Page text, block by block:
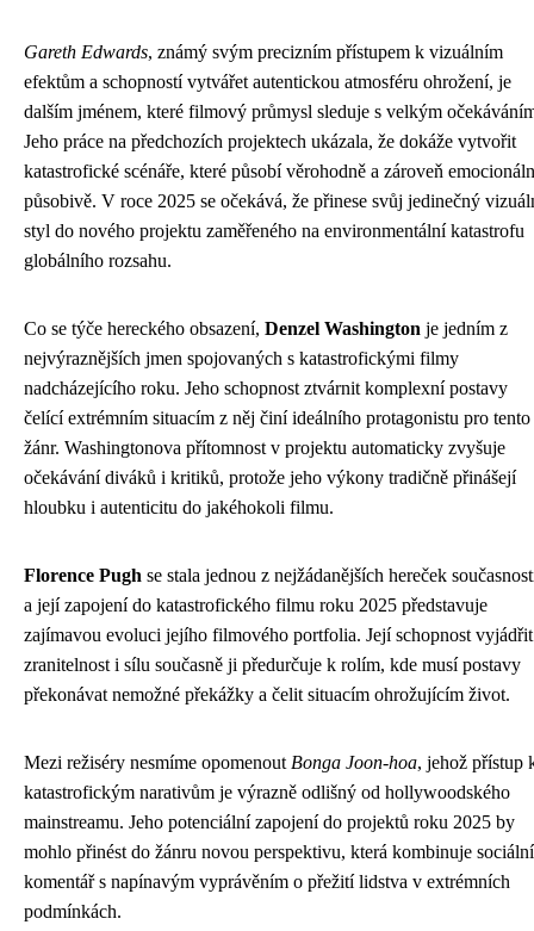
Gareth Edwards, známý svým precizním přístupem k vizuálním
efektům a schopností vytvářet autentickou atmosféru ohrožení, je
dalším jménem, které filmový průmysl sleduje s velkým
Jeho práce na předchozích projektech ukázala, že dokáže vytvořit
katastrofické scénáře, které působí věrohodně a zároveň
působivě. V roce 2025 se očekává, že přinese svůj jedinečný
styl do nového projektu zaměřeného na environmentální katastrofu
globálního rozsahu.
Co se týče hereckého obsazení, Denzel Washington je jedním z
nejvýraznějších jmen spojovaných s katastrofickými filmy
nadcházejícího roku. Jeho schopnost ztvárnit komplexní postavy
čelící extrémním situacím z něj činí ideálního protagonistu pro tento
žánr. Washingtonova přítomnost v projektu automaticky zvyšuje
očekávání diváků i kritiků, protože jeho výkony tradičně přinášejí
hloubku i autenticitu do jakéhokoli filmu.
Florence Pugh se stala jednou z nejžádanějších hereček
a její zapojení do katastrofického filmu roku 2025 představuje
zajímavou evoluci jejího filmového portfolia. Její schopnost vyjádřit
zranitelnost i sílu současně ji předurčuje k rolím, kde musí postavy
překonávat nemožné překážky a čelit situacím ohrožujícím život.
Mezi režiséry nesmíme opomenout Bonga Joon-hoa, jehož přístup
katastrofickým narativům je výrazně odlišný od hollywoodského
mainstreamu. Jeho potenciální zapojení do projektů roku 2025 by
mohlo přinést do žánru novou perspektivu, která kombinuje sociální
komentář s napínavým vyprávěním o přežití lidstva v extrémních
podmínkách.